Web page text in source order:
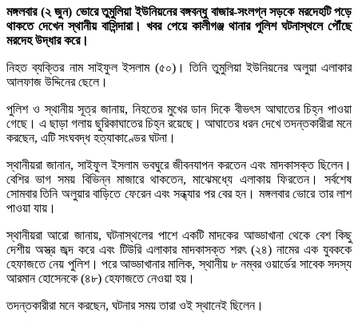
মঙ্গলবার (২ জুন) ভোরে তুমুলিয়া ইউনিয়নের বঙ্গবন্ধু বাজার-সংলগ্ন সড়কে মরদেহটি পড়ে
থাকতে দেখেন স্থানীয় বাসিন্দারা। খবর পেয়ে কালীগঞ্জ থানার পুলিশ ঘটনাস্থলে পৌঁছে
মরদেহ উদ্ধার করে।
নিহত ব্যক্তির নাম সাইফুল ইসলাম (৫০)। তিনি তুমুলিয়া ইউনিয়নের অলুয়া এলাকার
আলফাজ উদ্দিনের ছেলে।
পুলিশ ও স্থানীয় সূত্র জানায়, নিহতের মুখের ডান দিকে বীভৎস আঘাতের চিহ্ন পাওয়া
গেছে। এ ছাড়া গলায় ছুরিকাঘাতের চিহ্ন রয়েছে। আঘাতের ধরন দেখে তদন্তকারীরা মনে
করছেন, এটি সংঘবদ্ধ হত্যাকাণ্ডের ঘটনা।
স্থানীয়রা জানান, সাইফুল ইসলাম ভবঘুরে জীবনযাপন করতেন এবং মাদকাসক্ত ছিলেন।
বেশির ভাগ সময় বিভিন্ন মাজারে থাকতেন, মাঝেমধ্যে এলাকায় ফিরতেন। সর্বশেষ
সোমবার তিনি অলুয়ার বাড়িতে ফেরেন এবং সন্ধ্যার পর বের হন। মঙ্গলবার ভোরে তার লাশ
পাওয়া যায়।
স্থানীয়রা আরো জানায়, ঘটনাস্থলের পাশে একটি মাদকের আড্ডাখানা থেকে বেশ কিছু
দেশীয় অস্ত্র জব্দ করে এবং টিউরি এলাকার মাদকাসক্ত শরৎ (২৪) নামের এক যুবককে
হেফাজতে নেয় পুলিশ। পরে আড্ডাখানার মালিক, স্থানীয় ৮ নম্বর ওয়ার্ডের সাবেক সদস্য
আরমান হোসেনকে (৪৮) হেফাজতে নেওয়া হয়।
তদন্তকারীরা মনে করছেন, ঘটনার সময় তারা ওই স্থানেই ছিলেন।